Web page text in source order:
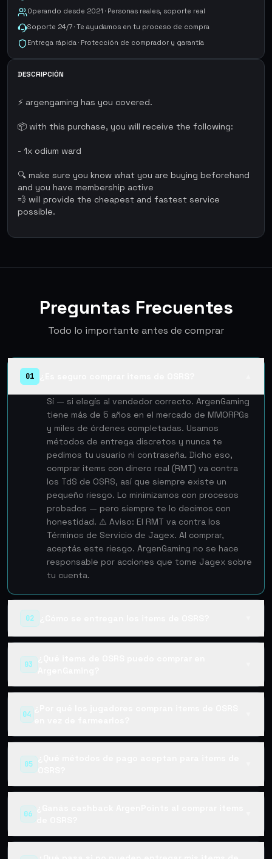
Operando desde 2021 · Personas reales, soporte real
Soporte 24/7 · Te ayudamos en tu proceso de compra
Entrega rápida · Protección de comprador y garantía
DESCRIPCIÓN
⚡ argengaming has you covered.
📦 with this purchase, you will receive the following:
- 1x odium ward
🔍 make sure you know what you are buying beforehand
and you have membership active
💨 will provide the cheapest and fastest service
possible.
Preguntas Frecuentes
Todo lo importante antes de comprar
01
Sí — si elegís al vendedor correcto. ArgenGaming
tiene más de 5 años en el mercado de MMORPGs
y miles de órdenes completadas. Usamos
métodos de entrega discretos y nunca te
pedimos tu usuario ni contraseña. Dicho eso,
comprar items con dinero real (RMT) va contra
los TdS de OSRS, así que siempre existe un
pequeño riesgo. Lo minimizamos con procesos
probados — pero siempre te lo decimos con
honestidad. ⚠️ Aviso: El RMT va contra los
Términos de Servicio de Jagex. Al comprar,
aceptás este riesgo. ArgenGaming no se hace
responsable por acciones que tome Jagex sobre
tu cuenta.
02
03
¿Qué items de OSRS puedo comprar en
ArgenGaming?
04
¿Por qué los jugadores compran items de OSRS
en vez de farmearlos?
05
¿Qué métodos de pago aceptan para items de
OSRS?
06
¿Ganás cashback ArgenPoints al comprar items
de OSRS?